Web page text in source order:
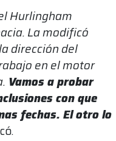
Hurlingham
La modificó
dirección del
en el motor
Vamos a probar
con que
fechas. El otro lo